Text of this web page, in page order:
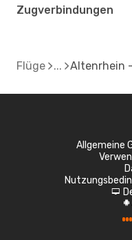
Zugverbindungen
Flüge Altenrhein
Allgemeine
d
A